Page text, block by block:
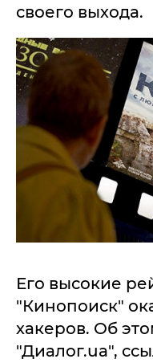
своего выхода.
Его высокие
"Кинопоиск"
хакеров. Об
"Диалог.ua",